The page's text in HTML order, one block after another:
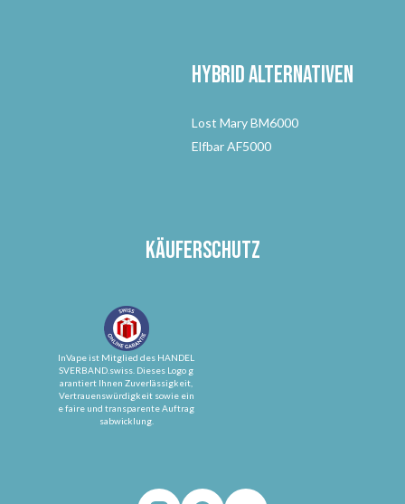
Hybrid Alternativen
Lost Mary BM6000
Elfbar AF5000
Käuferschutz
InVape ist Mitglied des HANDEL
SVERBAND.swiss. Dieses Logo g
arantiert Ihnen Zuverlässigkeit,
Vertrauenswürdigkeit sowie ein
e faire und transparente Auftrag
sabwicklung.